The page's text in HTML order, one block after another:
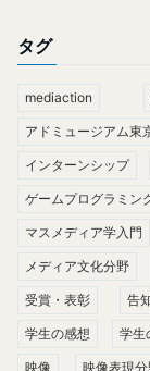
タグ
mediaction
アドミュージアム東
インターンシップ
ゲームプログラミン
マスメディア学入門
メディア文化分野
受賞・表彰 告
学生の感想 学生
映像 映像表現